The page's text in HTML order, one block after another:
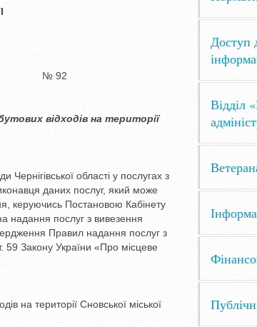
№ 92
відходів на території
області у послугах з
даних послуг, який може
керуючись Постановою Кабінету
надання послуг з вивезення
Правил надання послуг з
59 Закону України «Про місцеве
на території Сновської міської
Доступ
Відділ